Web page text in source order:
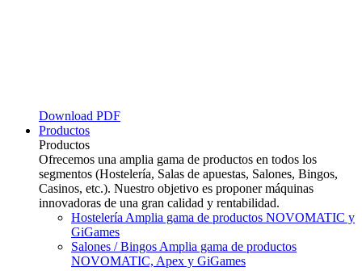
Download PDF
Productos
Productos
Ofrecemos una amplia gama de productos en todos los
segmentos (Hostelería, Salas de apuestas, Salones, Bingos,
Casinos, etc.). Nuestro objetivo es proponer máquinas
innovadoras de una gran calidad y rentabilidad.
Hostelería Amplia gama de productos NOVOMATIC y
GiGames
Salones / Bingos Amplia gama de productos
NOVOMATIC, Apex y GiGames